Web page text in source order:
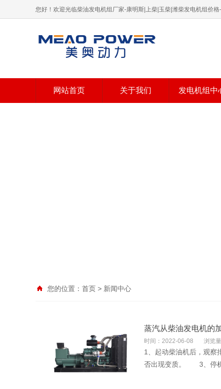
您好！欢迎光临柴油发电机组厂家-康明斯|上柴|玉柴|潍柴发电机组价
网站首页 关于我们 发电机组中
您的位置： 首页 > 新闻中心
蒸汽从柴油发电机的
时间：2022-06-08 浏览
1、起动柴油机后，观
否出现变质。 3、停机